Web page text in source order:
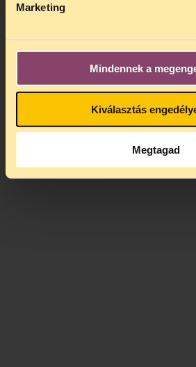
Marketing
Mindennek a
Kiválasztás
Megtagad